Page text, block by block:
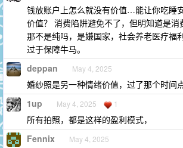
钱放账户上怎么就没有价值…能让你吃睡
价值？ 消费陷阱避免不了，但明知道是消
那不是纯吗，是嫌国家，社会养老医疗福
过于保障牛马。
deppan May 4, 2025
婚纱照是另一种情绪价值，过了那个时间
1up May 4, 2025 1
所有拍照，都是这样的盈利模式，
Fennix May 4, 2025